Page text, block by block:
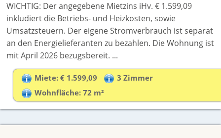
WICHTIG: Der angegebene Mietzins iHv. € 1.599,09
inkludiert die Betriebs- und Heizkosten, sowie
Umsatzsteuern. Der eigene Stromverbrauch ist separat
an den Energielieferanten zu bezahlen. Die Wohnung ist
mit April 2026 bezugsbereit. ...
Miete: € 1.599,09
3 Zimmer
Wohnfläche: 72 m²